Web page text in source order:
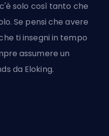
solo così tanto che
Se pensi che avere
ti insegni in tempo
assumere un
da Eloking.